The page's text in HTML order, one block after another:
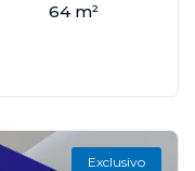
64 m²
Exclusivo